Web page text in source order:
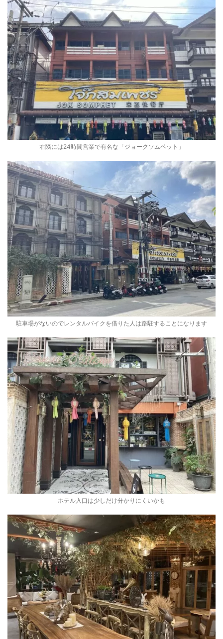
右隣には24時間営業で有名な「ジョークソムペット」
駐車場がないのでレンタルバイクを借りた人は路駐することになります
ホテル入口は少しだけ分かりにくいかも